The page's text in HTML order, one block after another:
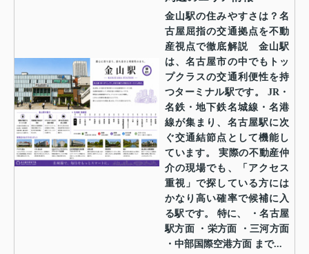
金山駅の住みやすさは？名
古屋屈指の交通拠点を不動
産視点で徹底解説 金山駅
は、名古屋市の中でもトッ
プクラスの交通利便性を持
つターミナル駅です。 JR・
名鉄・地下鉄名城線・名港
線が集まり、名古屋駅に次
ぐ交通結節点として機能し
ています。 実際の不動産仲
介の現場でも、「アクセス
重視」で探している方には
かなり高い確率で候補に入
る駅です。 特に、 ・名古屋
駅方面 ・栄方面 ・三河方面
・中部国際空港方面 まで...